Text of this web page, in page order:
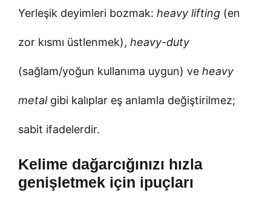
Yerleşik deyimleri bozmak: heavy lifting (en
zor kısmı üstlenmek), heavy-duty
(sağlam/yoğun kullanıma uygun) ve heavy
metalgibi kalıplar eş anlamla değiştirilmez;
sabit ifadelerdir.
Kelime dağarcığınızı hızla
genişletmek için ipuçları